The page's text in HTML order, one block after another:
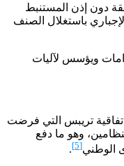
دون إذن المستنبط
الفلاحي خاصة لدى صغار الفلاحين، كما نصت المادة 58 على إمكانية الترخيص الإجباري باستغلال الصنف
ويؤسس لآليات
اتفاقية تريبس التي فرضت
وهو ما دفع
[5]
.